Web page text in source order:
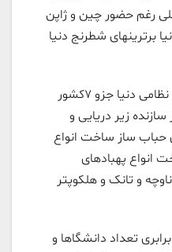
آسیا علی رغم حضور چین و ژاپن
برترینهای شطرنج دنیا
جزو ٨کشور قدرتمندِ نظامی دنیا جزو ٧کشور
جزو ۵کشور سازنده زیر دریایی و
حباب ساز ساخت انواع
پهبادهای
و تانک و هلکوپتر
تعداد دانشگاها و